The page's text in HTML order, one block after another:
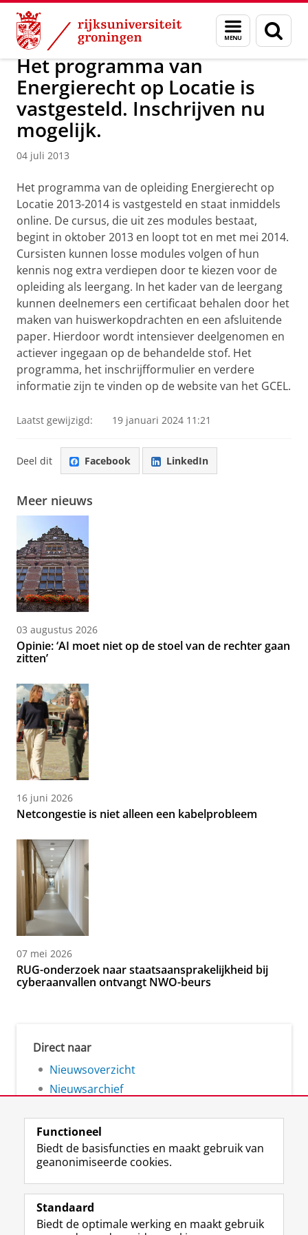
Skip
Content
Skip
Navigation
Menu
en
zoeken
Over ons Actueel Nieuws Nieuwsberichten
Het programma van
Energierecht op Locatie is
vastgesteld. Inschrijven nu
mogelijk.
04 juli 2013
Het programma van de opleiding Energierecht op
Locatie 2013-2014 is vastgesteld en staat inmiddels
online. De cursus, die uit zes modules bestaat,
begint in oktober 2013 en loopt tot en met mei 2014.
Cursisten kunnen losse modules volgen of hun
kennis nog extra verdiepen door te kiezen voor de
opleiding als leergang. In het kader van de leergang
kunnen deelnemers een certificaat behalen door het
maken van huiswerkopdrachten en een afsluitende
paper. Hierdoor wordt intensiever deelgenomen en
actiever ingegaan op de behandelde stof. Het
programma, het inschrijfformulier en verdere
informatie zijn te vinden op de website van het GCEL.
Laatst gewijzigd: 19 januari 2024 11:21
Deel dit Facebook LinkedIn
Meer nieuws
03 augustus 2026
Opinie: ‘AI moet niet op de stoel van de rechter gaan
zitten’
16 juni 2026
Netcongestie is niet alleen een kabelprobleem
07 mei 2026
RUG-onderzoek naar staatsaansprakelijkheid bij
cyberaanvallen ontvangt NWO-beurs
Direct naar
Nieuwsoverzicht
Nieuwsarchief
Volg de RUG
F
a
e
L
i
k
R
S
-
I
n
t
Y
o
T
Studiekiezers
Functioneel
Biedt de basisfuncties en maakt gebruik van
geanonimiseerde cookies.
Standaard
Biedt de optimale werking en maakt gebruik